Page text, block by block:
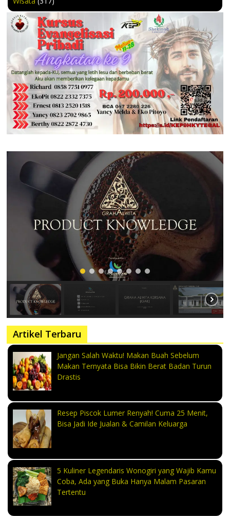
Artikel Terbaru
Jangan Salah Waktu! Makan Buah Sebelum
Makan Ternyata Bisa Bikin Berat Badan Turun
Drastis
Resep Piscok Lumer Renyah! Cuma 25 Menit,
Bisa Jadi Ide Jualan & Camilan Keluarga
5 Kuliner Legendaris Wonogiri yang Wajib Kamu
Coba, Ada yang Buka Hanya Malam Pasaran
Tertentu